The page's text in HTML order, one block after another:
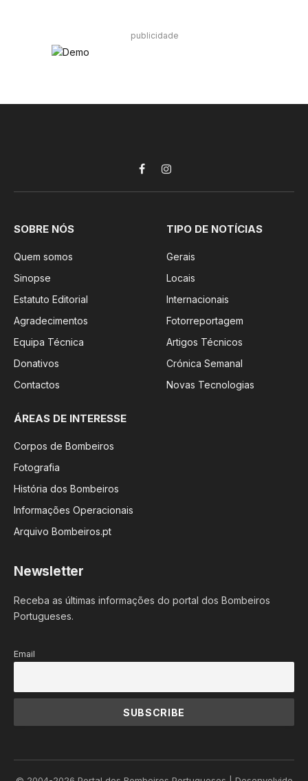
publicidade
FacebookInstagram
SOBRE NÓS
Quem somos
Sinopse
Estatuto Editorial
Agradecimentos
Equipa Técnica
Donativos
Contactos
TIPO DE NOTÍCIAS
Gerais
Locais
Internacionais
Fotorreportagem
Artigos Técnicos
Crónica Semanal
Novas Tecnologias
ÁREAS DE INTERESSE
Corpos de Bombeiros
Fotografia
História dos Bombeiros
Informações Operacionais
Arquivo Bombeiros.pt
Newsletter
Receba as últimas informações do portal dos Bombeiros
Portugueses.
Email